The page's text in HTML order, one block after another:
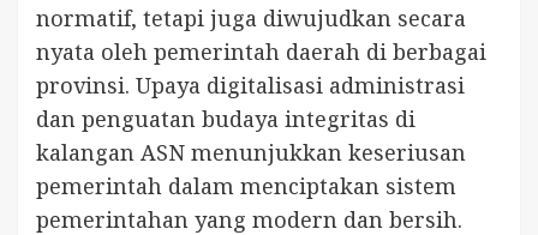
normatif, tetapi juga diwujudkan secara
nyata oleh pemerintah daerah di berbagai
provinsi. Upaya digitalisasi administrasi
dan penguatan budaya integritas di
kalangan ASN menunjukkan keseriusan
pemerintah dalam menciptakan sistem
pemerintahan yang modern dan bersih.